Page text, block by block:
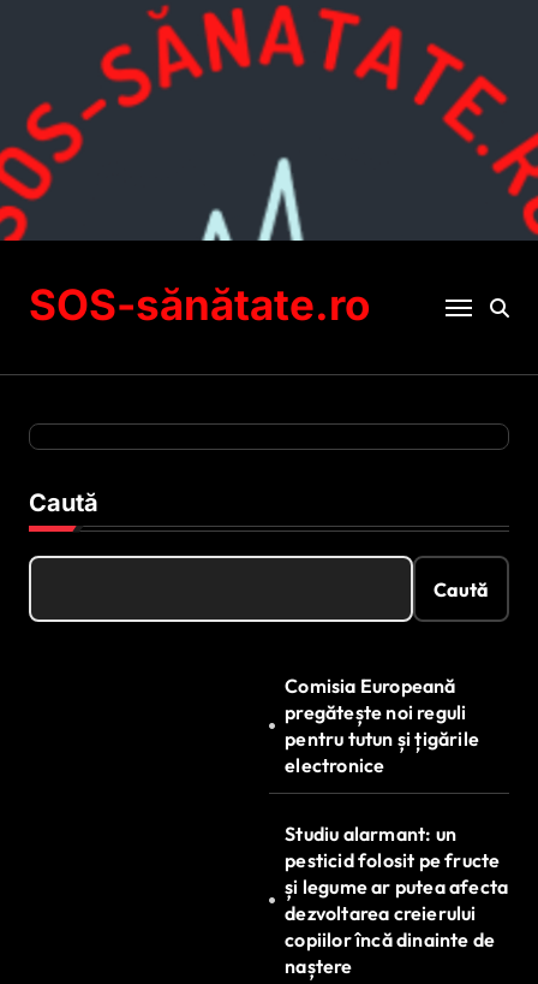
SOS-sănătate.ro
Caută
Caută
Comisia Europeană
pregătește noi reguli
pentru tutun și țigările
electronice
Studiu alarmant: un
pesticid folosit pe fructe
și legume ar putea afecta
dezvoltarea creierului
copiilor încă dinainte de
naștere